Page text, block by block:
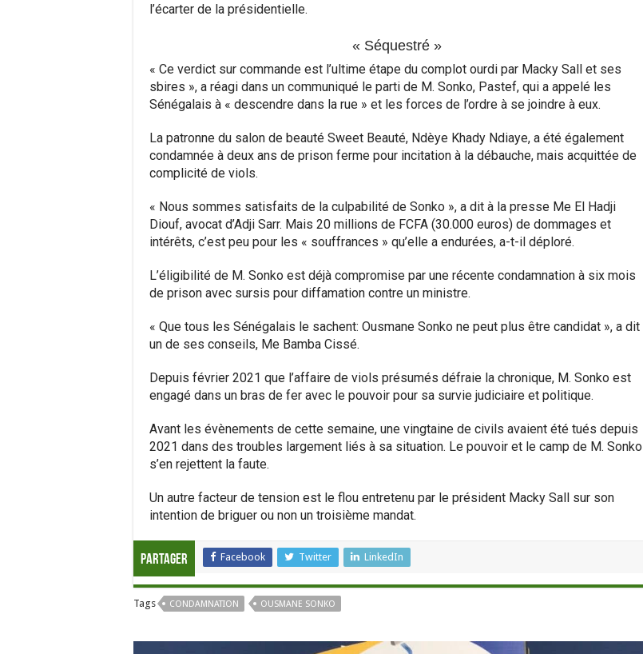
l’écarter de la présidentielle.
« Séquestré »
« Ce verdict sur commande est l’ultime étape du complot ourdi par Macky Sall et ses
sbires », a réagi dans un communiqué le parti de M. Sonko, Pastef, qui a appelé les
Sénégalais à « descendre dans la rue » et les forces de l’ordre à se joindre à eux.
La patronne du salon de beauté Sweet Beauté, Ndèye Khady Ndiaye, a été également
condamnée à deux ans de prison ferme pour incitation à la débauche, mais acquittée de
complicité de viols.
« Nous sommes satisfaits de la culpabilité de Sonko », a dit à la presse Me El Hadji
Diouf, avocat d’Adji Sarr. Mais 20 millions de FCFA (30.000 euros) de dommages et
intérêts, c’est peu pour les « souffrances » qu’elle a endurées, a-t-il déploré.
L’éligibilité de M. Sonko est déjà compromise par une récente condamnation à six mois
de prison avec sursis pour diffamation contre un ministre.
« Que tous les Sénégalais le sachent: Ousmane Sonko ne peut plus être candidat », a dit
un de ses conseils, Me Bamba Cissé.
Depuis février 2021 que l’affaire de viols présumés défraie la chronique, M. Sonko est
engagé dans un bras de fer avec le pouvoir pour sa survie judiciaire et politique.
Avant les évènements de cette semaine, une vingtaine de civils avaient été tués depuis
2021 dans des troubles largement liés à sa situation. Le pouvoir et le camp de M. Sonko
s’en rejettent la faute.
Un autre facteur de tension est le flou entretenu par le président Macky Sall sur son
intention de briguer ou non un troisième mandat.
Partager Facebook Twitter LinkedIn
Tags CONDAMNATION OUSMANE SONKO